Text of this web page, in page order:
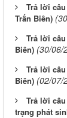
Trả lời
Trấn Biên)
Trả lời
Biên) (30/06/
Trả lời
Biên) (02/07/
Trả lời
trạng phát